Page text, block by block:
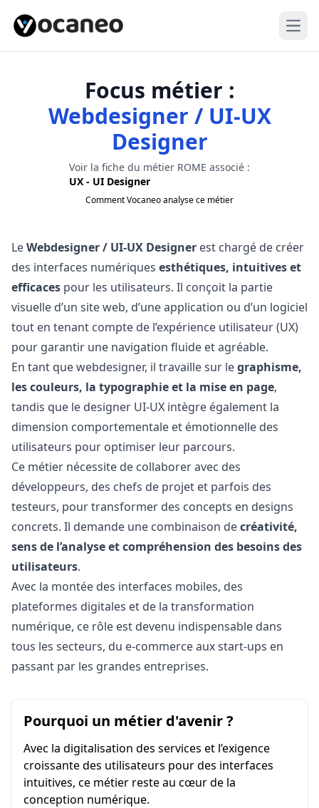
Focus métier :
Webdesigner / UI‑UX
Designer
Voir la fiche du métier ROME associé :
UX - UI Designer
Comment Vocaneo analyse ce métier
LeWebdesigner / UI‑UX Designer est chargé de créer
des interfaces numériques esthétiques, intuitives et
efficaces pour les utilisateurs. Il conçoit la partie
visuelle d’un site web, d’une application ou d’un logiciel
tout en tenant compte de l’expérience utilisateur (UX)
pour garantir une navigation fluide et agréable.
En tant que webdesigner, il travaille sur legraphisme,
les couleurs, la typographie et la mise en page,
tandis que le designer UI‑UX intègre également la
dimension comportementale et émotionnelle des
utilisateurs pour optimiser leur parcours.
Ce métier nécessite de collaborer avec des
développeurs, des chefs de projet et parfois des
testeurs, pour transformer des concepts en designs
concrets. Il demande une combinaison decréativité,
sens de l’analyse et compréhension des besoins des
utilisateurs.
Avec la montée des interfaces mobiles, des
plateformes digitales et de la transformation
numérique, ce rôle est devenu indispensable dans
tous les secteurs, du e‑commerce aux start‑ups en
passant par les grandes entreprises.
Pourquoi un métier d'avenir ?
Avec la digitalisation des services et l’exigence
croissante des utilisateurs pour des interfaces
intuitives, ce métier reste au cœur de la
conception numérique.